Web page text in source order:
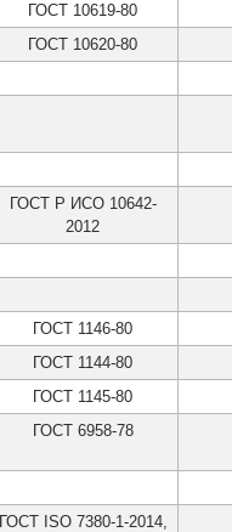
ГОСТ 10619-80
ГОСТ 10620-80
ГОСТ Р ИСО 10642-
2012
ГОСТ 1146-80
ГОСТ 1144-80
ГОСТ 1145-80
ГОСТ 6958-78
ГОСТ ISO 7380-1-2014,